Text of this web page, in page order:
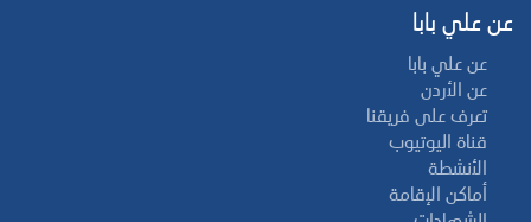
عن علي بابا
عن علي بابا
عن الأردن
تعرف على فريقنا
قناة اليوتيوب
الأنشطة
أماكن الإقامة